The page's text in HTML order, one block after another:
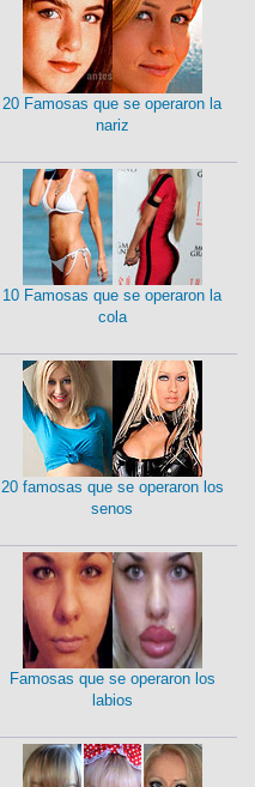
20 Famosas que se operaron la
nariz
10 Famosas que se operaron la
cola
20 famosas que se operaron los
senos
Famosas que se operaron los
labios